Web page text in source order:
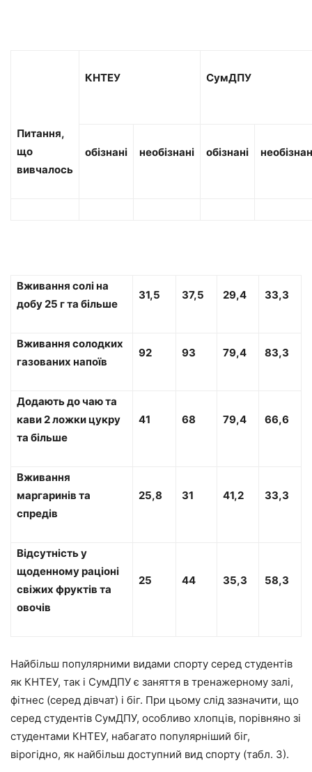
Питання,
що
вивчалось
КНТЕУ СумДПУ
обізнані необізнані обізнані
Вживання солі на
добу 25 г та більше
31,5 37,5 29,4 33,3
Вживання солодких
газованих напоїв
92 93 79,4 83,3
Додають до чаю та
кави 2 ложки цукру
та більше
41 68 79,4 66,6
Вживання
маргаринів та
спредів
25,8 31 41,2 33,3
Відсутність у
щоденному раціоні
свіжих фруктів та
овочів
25 44 35,3 58,3
Найбільш популярними видами спорту серед студентів
як КНТЕУ, так і СумДПУ є заняття в тренажерному залі,
фітнес (серед дівчат) і біг. При цьому слід зазначити, що
серед студентів СумДПУ, особливо хлопців, порівняно зі
студентами КНТЕУ, набагато популярніший біг,
вірогідно, як найбільш доступний вид спорту (табл. 3).